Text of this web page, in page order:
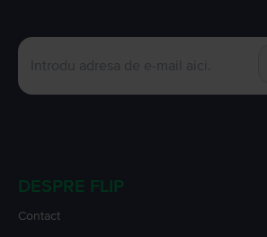
DESPRE FLIP
Contact